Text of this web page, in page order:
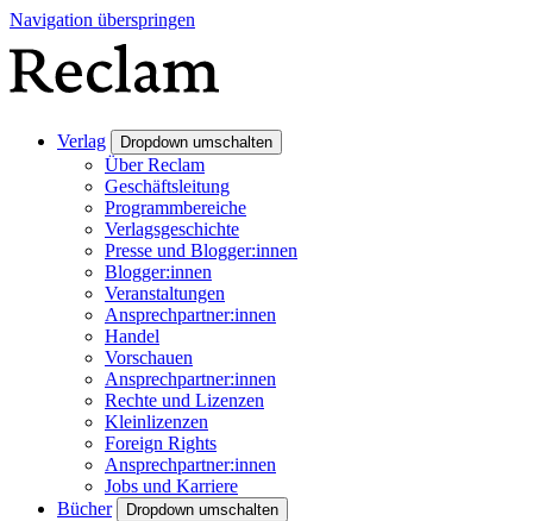
Navigation überspringen
Verlag Dropdown umschalten
Über Reclam
Geschäftsleitung
Programmbereiche
Verlagsgeschichte
Presse und Blogger:innen
Blogger:innen
Veranstaltungen
Ansprechpartner:innen
Handel
Vorschauen
Ansprechpartner:innen
Rechte und Lizenzen
Kleinlizenzen
Foreign Rights
Ansprechpartner:innen
Jobs und Karriere
Bücher
Dropdown umschalten